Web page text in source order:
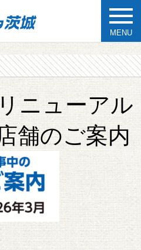
MENU
ニューアル
舗のご案内